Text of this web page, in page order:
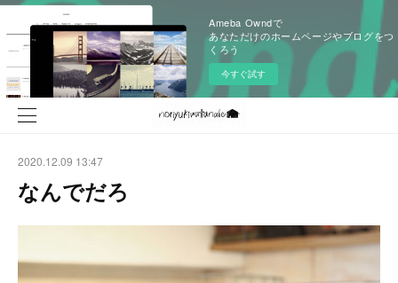
Ameba Owndで
あなただけのホームページやブログをつ
くろう
今すぐ試す
2020.12.09 13:47
なんでだろ